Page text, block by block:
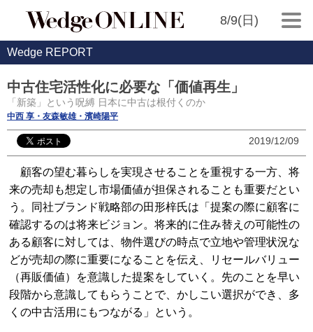
8/9(日)
Wedge REPORT
中古住宅活性化に必要な「価値再生」
「新築」という呪縛 日本に中古は根付くのか
中西 享・友森敏雄・濱崎陽平
2019/12/09
顧客の望む暮らしを実現させることを重視する一方、将
来の売却も想定し市場価値が担保されることも重要だとい
う。同社ブランド戦略部の田形梓氏は「提案の際に顧客に
確認するのは将来ビジョン。将来的に住み替えの可能性の
ある顧客に対しては、物件選びの時点で立地や管理状況な
どが売却の際に重要になることを伝え、リセールバリュー
（再販価値）を意識した提案をしていく。先のことを早い
段階から意識してもらうことで、かしこい選択ができ、多
くの中古活用にもつながる」という。